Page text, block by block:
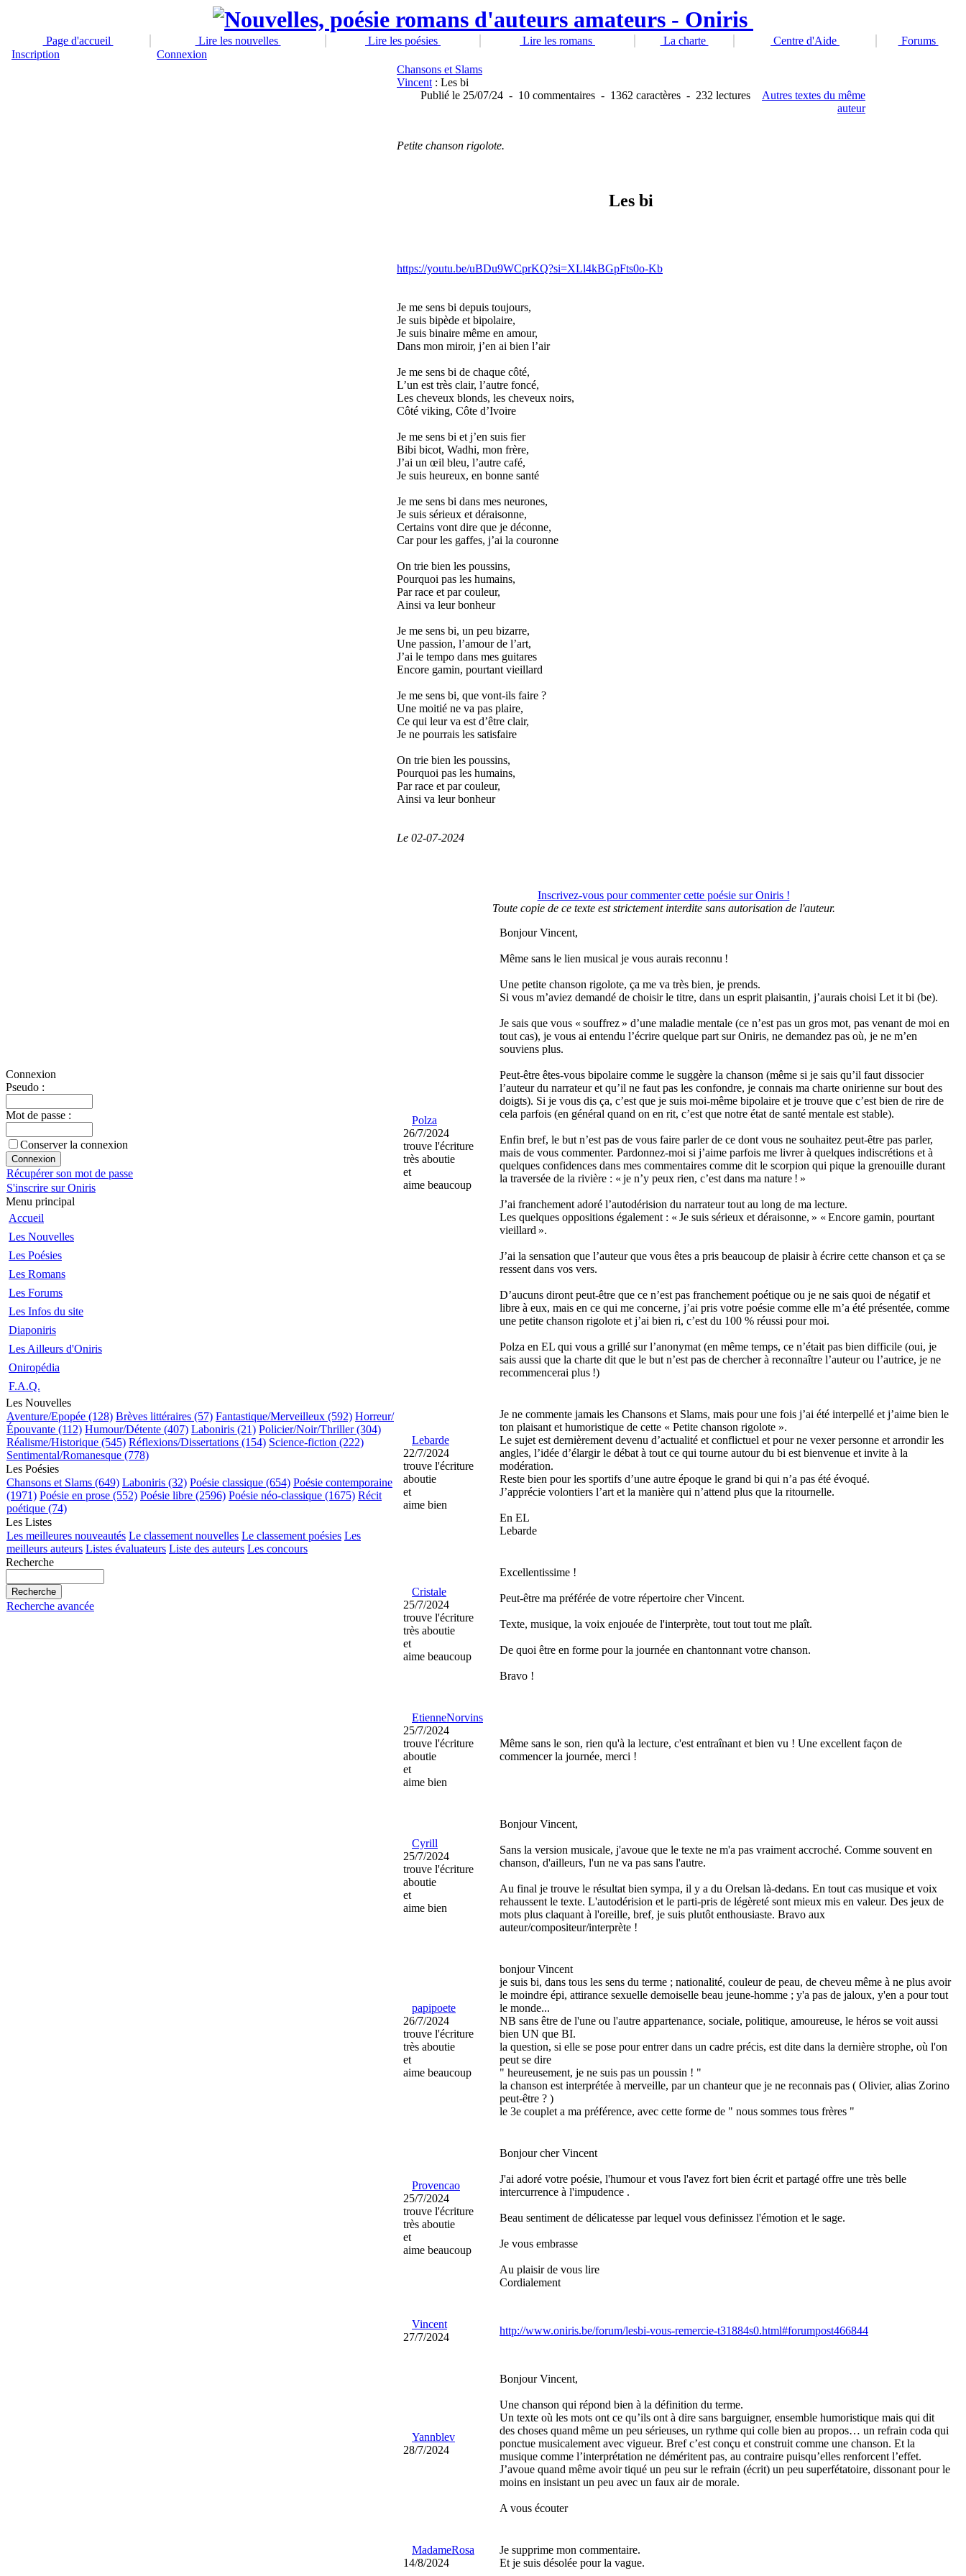
Page d'accueil Lire les nouvelles Lire les poésies Lire les romans La charte Centre d'Aide
Forums
Inscription
Connexion
Connexion
Pseudo :
Mot de passe :
Conserver la connexion
Récupérer son mot de passe
S'inscrire sur Oniris
Menu principal
Accueil
Les Nouvelles
Les Poésies
Les Romans
Les Forums
Les Infos du site
Diaponiris
Les Ailleurs d'Oniris
Oniropédia
F.A.Q.
Les Nouvelles
Aventure/Epopée (128) Brèves littéraires (57) Fantastique/Merveilleux (592) Horreur/
Épouvante (112) Humour/Détente (407) Laboniris (21) Policier/Noir/Thriller (304)
Réalisme/Historique (545) Réflexions/Dissertations (154) Science-fiction (222)
Sentimental/Romanesque (778)
Les Poésies
Chansons et Slams (649) Laboniris (32) Poésie classique (654) Poésie contemporaine
(1971) Poésie en prose (552) Poésie libre (2596) Poésie néo-classique (1675) Récit
poétique (74)
Les Listes
Les meilleures nouveautés Le classement nouvelles Le classement poésies Les
meilleurs auteurs Listes évaluateurs Liste des auteurs Les concours
Recherche
Recherche avancée
Chansons et Slams
Vincent : Les bi
Publié le 25/07/24 - 10 commentaires - 1362 caractères - 232 lectures
Autres textes du même
auteur
Petite chanson rigolote.
Les bi
https://youtu.be/uBDu9WCprKQ?si=XLl4kBGpFts0o-Kb
Je me sens bi depuis toujours,
Je suis bipède et bipolaire,
Je suis binaire même en amour,
Dans mon miroir, j’en ai bien l’air
Je me sens bi de chaque côté,
L’un est très clair, l’autre foncé,
Les cheveux blonds, les cheveux noirs,
Côté viking, Côte d’Ivoire
Je me sens bi et j’en suis fier
Bibi bicot, Wadhi, mon frère,
J’ai un œil bleu, l’autre café,
Je suis heureux, en bonne santé
Je me sens bi dans mes neurones,
Je suis sérieux et déraisonne,
Certains vont dire que je déconne,
Car pour les gaffes, j’ai la couronne
On trie bien les poussins,
Pourquoi pas les humains,
Par race et par couleur,
Ainsi va leur bonheur
Je me sens bi, un peu bizarre,
Une passion, l’amour de l’art,
J’ai le tempo dans mes guitares
Encore gamin, pourtant vieillard
Je me sens bi, que vont-ils faire ?
Une moitié ne va pas plaire,
Ce qui leur va est d’être clair,
Je ne pourrais les satisfaire
On trie bien les poussins,
Pourquoi pas les humains,
Par race et par couleur,
Ainsi va leur bonheur
Le 02-07-2024
Inscrivez-vous pour commenter cette poésie sur Oniris !
Toute copie de ce texte est strictement interdite sans autorisation de l'auteur.
Polza
26/7/2024
trouve l'écriture
très aboutie
et
aime beaucoup
Bonjour Vincent,
Même sans le lien musical je vous aurais reconnu !
Une petite chanson rigolote, ça me va très bien, je prends.
Si vous m’aviez demandé de choisir le titre, dans un esprit plaisantin, j’aurais choisi Let it bi (be).
Je sais que vous « souffrez » d’une maladie mentale (ce n’est pas un gros mot, pas venant de moi en
tout cas), je vous ai entendu l’écrire quelque part sur Oniris, ne demandez pas où, je ne m’en
souviens plus.
Peut-être êtes-vous bipolaire comme le suggère la chanson (même si je sais qu’il faut dissocier
l’auteur du narrateur et qu’il ne faut pas les confondre, je connais ma charte onirienne sur bout des
doigts). Si je vous dis ça, c’est que je suis moi-même bipolaire et je trouve que c’est bien de rire de
cela parfois (en général quand on en rit, c’est que notre état de santé mentale est stable).
Enfin bref, le but n’est pas de vous faire parler de ce dont vous ne souhaitez peut-être pas parler,
mais de vous commenter. Pardonnez-moi si j’aime parfois me livrer à quelques indiscrétions et à
quelques confidences dans mes commentaires comme dit le scorpion qui pique la grenouille durant
la traversée de la rivière : « je n’y peux rien, c’est dans ma nature ! »
J’ai franchement adoré l’autodérision du narrateur tout au long de ma lecture.
Les quelques oppositions également : « Je suis sérieux et déraisonne, » « Encore gamin, pourtant
vieillard ».
J’ai la sensation que l’auteur que vous êtes a pris beaucoup de plaisir à écrire cette chanson et ça se
ressent dans vos vers.
D’aucuns diront peut-être que ce n’est pas franchement poétique ou je ne sais quoi de négatif et
libre à eux, mais en ce qui me concerne, j’ai pris votre poésie comme elle m’a été présentée, comme
une petite chanson rigolote et j’ai bien ri, c’est du 100 % réussi pour moi.
Polza en EL qui vous a grillé sur l’anonymat (en même temps, ce n’était pas bien difficile (oui, je
sais aussi que la charte dit que le but n’est pas de chercher à reconnaître l’auteur ou l’autrice, je ne
recommencerai plus !)
Lebarde
22/7/2024
trouve l'écriture
aboutie
et
aime bien
Je ne commente jamais les Chansons et Slams, mais pour une fois j’ai été interpellé et j’aime bien le
ton plaisant et humoristique de cette « Petite chanson rigolote ».
Le sujet est dernièrement devenu d’actualité et conflictuel et pour ne vexer personne et arrondir les
angles, l’idée d’élargir le débat à tout ce qui tourne autour du bi est bienvenue et invite à la
modération.
Reste bien pour les sportifs d’une autre époque le grand bi qui n’a pas été évoqué.
J’apprécie volontiers l’art et la manière qui n’attend plus que la ritournelle.
En EL
Lebarde
Cristale
25/7/2024
trouve l'écriture
très aboutie
et
aime beaucoup
Excellentissime !
Peut-être ma préférée de votre répertoire cher Vincent.
Texte, musique, la voix enjouée de l'interprète, tout tout tout me plaît.
De quoi être en forme pour la journée en chantonnant votre chanson.
Bravo !
EtienneNorvins
25/7/2024
trouve l'écriture
aboutie
et
aime bien
Même sans le son, rien qu'à la lecture, c'est entraînant et bien vu ! Une excellent façon de
commencer la journée, merci !
Cyrill
25/7/2024
trouve l'écriture
aboutie
et
aime bien
Bonjour Vincent,
Sans la version musicale, j'avoue que le texte ne m'a pas vraiment accroché. Comme souvent en
chanson, d'ailleurs, l'un ne va pas sans l'autre.
Au final je trouve le résultat bien sympa, il y a du Orelsan là-dedans. En tout cas musique et voix
rehaussent le texte. L'autodérision et le parti-pris de légèreté sont mieux mis en valeur. Des jeux de
mots plus claquant à l'oreille, bref, je suis plutôt enthousiaste. Bravo aux
auteur/compositeur/interprète !
papipoete
26/7/2024
trouve l'écriture
très aboutie
et
aime beaucoup
bonjour Vincent
je suis bi, dans tous les sens du terme ; nationalité, couleur de peau, de cheveu même à ne plus avoir
le moindre épi, attirance sexuelle demoiselle beau jeune-homme ; y'a pas de jaloux, y'en a pour tout
le monde...
NB sans être de l'une ou l'autre appartenance, sociale, politique, amoureuse, le héros se voit aussi
bien UN que BI.
la question, si elle se pose pour entrer dans un cadre précis, est dite dans la dernière strophe, où l'on
peut se dire
" heureusement, je ne suis pas un poussin ! "
la chanson est interprétée à merveille, par un chanteur que je ne reconnais pas ( Olivier, alias Zorino
peut-être ? )
le 3e couplet a ma préférence, avec cette forme de " nous sommes tous frères "
Provencao
25/7/2024
trouve l'écriture
très aboutie
et
aime beaucoup
Bonjour cher Vincent
J'ai adoré votre poésie, l'humour et vous l'avez fort bien écrit et partagé offre une très belle
intercurrence à l'impudence .
Beau sentiment de délicatesse par lequel vous definissez l'émotion et le sage.
Je vous embrasse
Au plaisir de vous lire
Cordialement
Vincent
27/7/2024
http://www.oniris.be/forum/lesbi-vous-remercie-t31884s0.html#forumpost466844
Yannblev
28/7/2024
Bonjour Vincent,
Une chanson qui répond bien à la définition du terme.
Un texte où les mots ont ce qu’ils ont à dire sans barguigner, ensemble humoristique mais qui dit
des choses quand même un peu sérieuses, un rythme qui colle bien au propos… un refrain coda qui
ponctue musicalement avec vigueur. Bref c’est conçu et construit comme une chanson. Et la
musique comme l’interprétation ne déméritent pas, au contraire puisqu’elles renforcent l’effet.
J’avoue quand même avoir tiqué un peu sur le refrain (écrit) un peu superfétatoire, dissonant pour le
moins en insistant un peu avec un faux air de morale.
A vous écouter
MadameRosa
14/8/2024
Je supprime mon commentaire.
Et je suis désolée pour la vague.